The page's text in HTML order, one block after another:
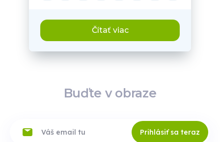
Čítať viac
Buďte v obraze
Prihlásiť sa teraz